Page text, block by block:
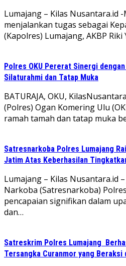
Lumajang – Kilas Nusantara.id
menjalankan tugas sebagai
(Kapolres) Lumajang, AKBP Riki
Polres OKU Pererat Sinergi
Silaturahmi dan Tatap Muka
BATURAJA, OKU,
(Polres) Ogan Komering Ulu
ramah tamah dan tatap muka
Satresnarkoba Polres Lumajang
Jatim Atas Keberhasilan
Lumajang – Kilas Nusantara.id
Narkoba (Satresnarkoba)
pencapaian signifikan dalam
dan…
Satreskrim Polres Lumajang
Tersangka Curanmor yang Beraksi